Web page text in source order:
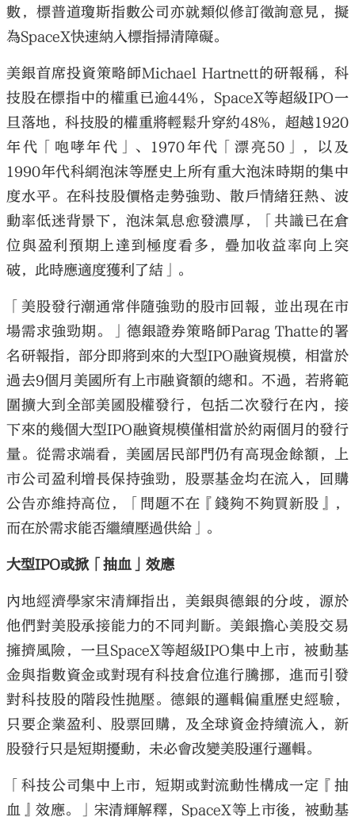
數，標普道瓊斯指數公司亦就類似修訂徵詢意見，擬
為SpaceX快速納入標指掃清障礙。
美銀首席投資策略師Michael Hartnett的研報稱，科
技股在標指中的權重已逾44%，SpaceX等超級IPO一
旦落地，科技股的權重將輕鬆升穿約48%，超越1920
年代「咆哮年代」、1970年代「漂亮50」，以及
1990年代科網泡沫等歷史上所有重大泡沫時期的集中
度水平。在科技股價格走勢強勁、散戶情緒狂熱、波
動率低迷背景下，泡沫氣息愈發濃厚，「共識已在倉
位與盈利預期上達到極度看多，疊加收益率向上突
破，此時應適度獲利了結」。
「美股發行潮通常伴隨強勁的股市回報，並出現在市
場需求強勁期。」德銀證券策略師Parag Thatte的署
名研報指，部分即將到來的大型IPO融資規模，相當於
過去9個月美國所有上市融資額的總和。不過，若將範
圍擴大到全部美國股權發行，包括二次發行在內，接
下來的幾個大型IPO融資規模僅相當於約兩個月的發行
量。從需求端看，美國居民部門仍有高現金餘額，上
市公司盈利增長保持強勁，股票基金均在流入，回購
公告亦維持高位，「問題不在『錢夠不夠買新股』，
而在於需求能否繼續壓過供給」。
大型IPO或掀「抽血」效應
內地經濟學家宋清輝指出，美銀與德銀的分歧，源於
他們對美股承接能力的不同判斷。美銀擔心美股交易
擁擠風險，一旦SpaceX等超級IPO集中上市，被動基
金與指數資金或對現有科技倉位進行騰挪，進而引發
對科技股的階段性拋壓。德銀的邏輯偏重歷史經驗，
只要企業盈利、股票回購，及全球資金持續流入，新
股發行只是短期擾動，未必會改變美股運行邏輯。
「科技公司集中上市，短期或對流動性構成一定『抽
血』效應。」宋清輝解釋，SpaceX等上市後，被動基